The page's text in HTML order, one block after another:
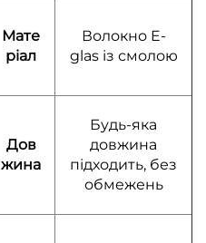
Мате
ріал
Волокно E-
glas із смолою
Дов
жина
Будь-яка
довжина
підходить, без
обмежень